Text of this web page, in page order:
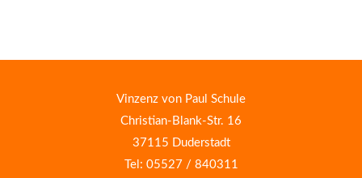
Vinzenz von Paul Schule
Christian-Blank-Str. 16
37115 Duderstadt
Tel: 05527 / 840311